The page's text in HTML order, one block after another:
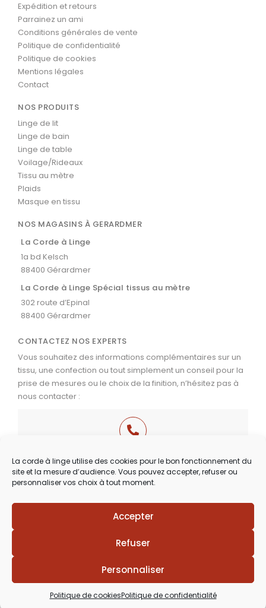
La corde à linge utilise des cookies pour le bon fonctionnement du
site et la mesure d’audience. Vous pouvez accepter, refuser ou
personnaliser vos choix à tout moment.
Accepter
Refuser
Personnaliser
Politique de cookiesPolitique de confidentialité
Expédition et retours
Parrainez un ami
Conditions générales de vente
Politique de confidentialité
Politique de cookies
Mentions légales
Contact
NOS PRODUITS
Linge de lit
Linge de bain
Linge de table
Voilage/Rideaux
Tissu au mètre
Plaids
Masque en tissu
NOS MAGASINS À GERARDMER
La Corde à Linge
1a bd Kelsch
88400 Gérardmer
La Corde à Linge Spécial tissus au mètre
302 route d’Epinal
88400 Gérardmer
CONTACTEZ NOS EXPERTS
Vous souhaitez des informations complémentaires sur un
tissu, une confection ou tout simplement un conseil pour la
prise de mesures ou le choix de la finition, n’hésitez pas à
nous contacter :
03 29 60 49 17
Du Mardi au Samedi